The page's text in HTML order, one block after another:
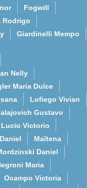
Fogwill
Rodrigo
Giardinelli Mempo
Nelly
Maria Dulce
Lofiego Vivian
Gustavo
Victorio
Maïtena
Daniel
Maria
Ocampo Victoria